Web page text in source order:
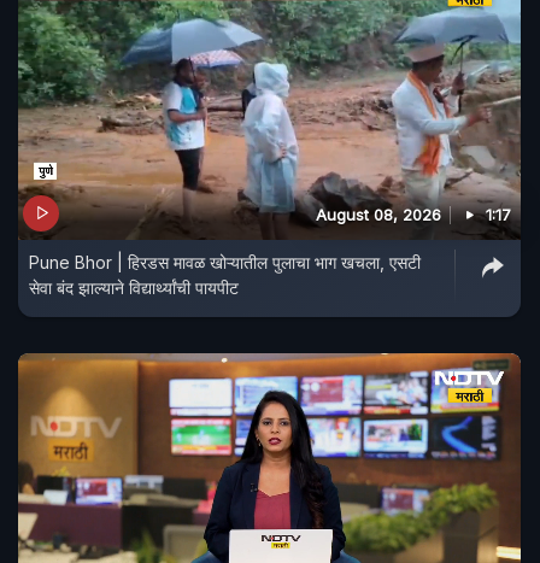
August 08, 2026 1:17
Pune Bhor | हिरडस मावळ खोऱ्यातील पुलाचा भाग खचला, एसटी
सेवा बंद झाल्याने विद्यार्थ्यांची पायपीट